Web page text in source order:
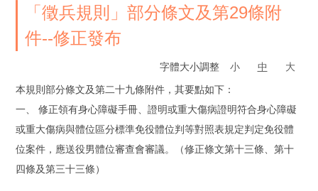
「徵兵規則」部分條文及第29條附
件--修正發布
字體大小調整 小 中
大
本規則部分條文及第二十九條附件，其要點如下：
一、 修正領有身心障礙手冊、證明或重大傷病證明符合身心障礙
或重大傷病與體位區分標準免役體位判等對照表規定判定免役體
位案件，應送役男體位審查會審議。（修正條文第十三條、第十
四條及第三十三條）